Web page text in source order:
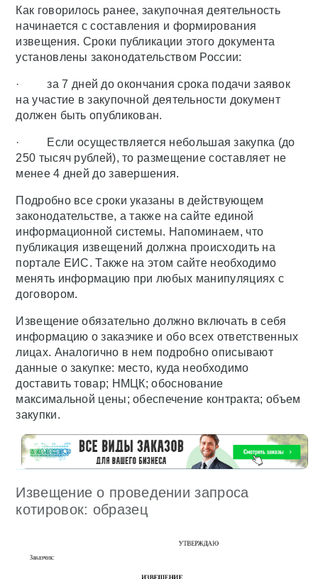
Как говорилось ранее, закупочная деятельность
начинается с составления и формирования
извещения. Сроки публикации этого документа
установлены законодательством России:
· за 7 дней до окончания срока подачи заявок
на участие в закупочной деятельности документ
должен быть опубликован.
· Если осуществляется небольшая закупка (до
250 тысяч рублей), то размещение составляет не
менее 4 дней до завершения.
Подробно все сроки указаны в действующем
законодательстве, а также на сайте единой
информационной системы. Напоминаем, что
публикация извещений должна происходить на
портале ЕИС. Также на этом сайте необходимо
менять информацию при любых манипуляциях с
договором.
Извещение обязательно должно включать в себя
информацию о заказчике и обо всех ответственных
лицах. Аналогично в нем подробно описывают
данные о закупке: место, куда необходимо
доставить товар; НМЦК; обоснование
максимальной цены; обеспечение контракта; объем
закупки.
Извещение о проведении запроса
котировок: образец